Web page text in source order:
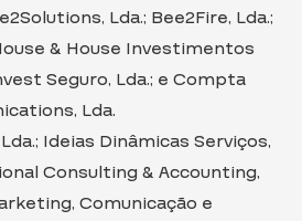
Lda.; Bee2Fire, Lda.;
& House Investimentos
Seguro, Lda.; e Compta
Lda.
Ideias Dinâmicas Serviços,
Consulting & Accounting,
Comunicação e